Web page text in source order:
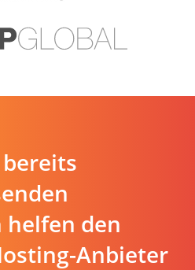
helfen den
Anbieter